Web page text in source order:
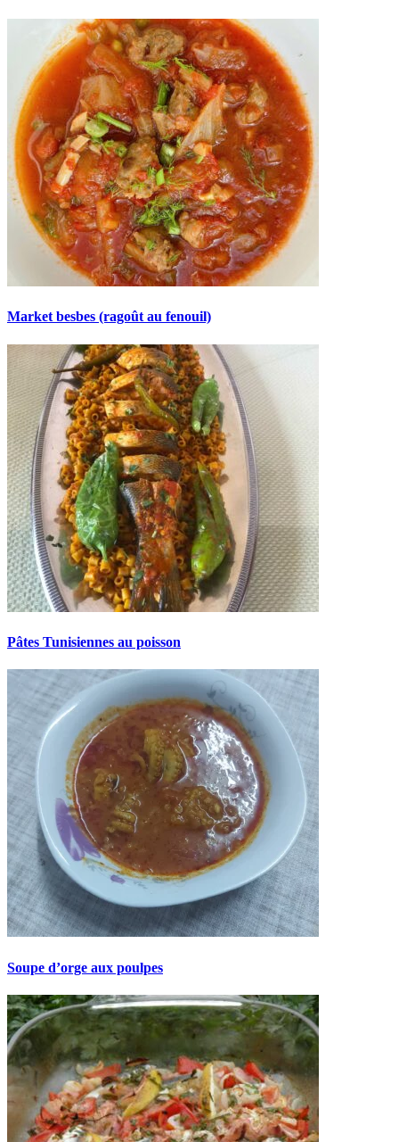
Market besbes (ragoût au fenouil)
Pâtes Tunisiennes au poisson
Soupe d’orge aux poulpes